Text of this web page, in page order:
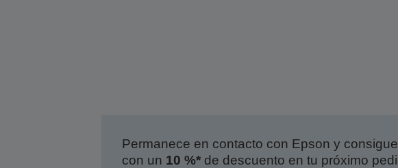
Permanece en contacto con Epson y
con un 10 %*de descuento en tu próximo